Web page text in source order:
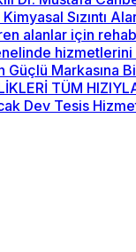
Sızıntı
alanlar için
Güçlü Markasına
TÜM
Dev Tesis